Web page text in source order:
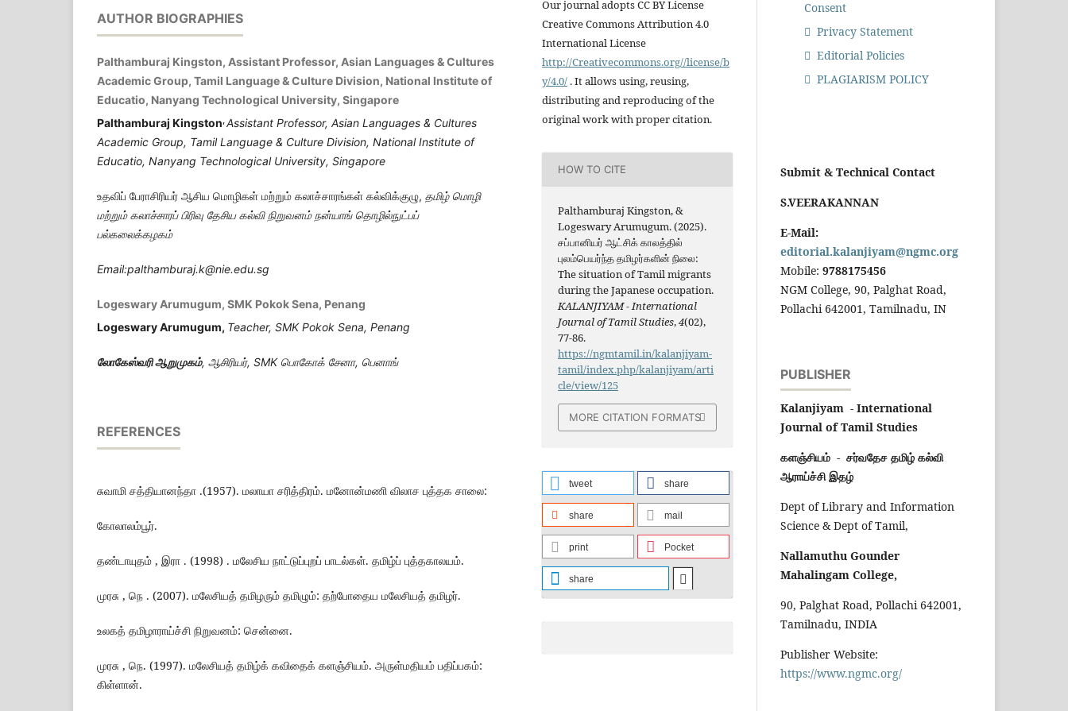
AUTHOR BIOGRAPHIES
Palthamburaj Kingston, Assistant Professor, Asian Languages & Cultures
Academic Group, Tamil Language & Culture Division, National Institute of
Educatio, Nanyang Technological University, Singapore
Palthamburaj Kingston,Assistant Professor, Asian Languages & Cultures
Academic Group, Tamil Language & Culture Division, National Institute of
Educatio, Nanyang Technological University, Singapore
உதவிப் பேராசிரியர் ஆசிய மொழிகள் மற்றும் கலாச்சாரங்கள் கல்விக்குழு, தமிழ் மொழி
மற்றும் கலாச்சாரப் பிரிவு தேசிய கல்வி நிறுவனம் நன்யாங் தொழில்நுட்பப்
பல்கலைக்கழகம்
Email:palthamburaj.k@nie.edu.sg
Logeswary Arumugum, SMK Pokok Sena, Penang
Logeswary Arumugum, Teacher, SMK Pokok Sena, Penang
லோகேஸ்வரி ஆறுமுகம், ஆசிரியர், SMK பொகோக் சேனா, பெனாங்
REFERENCES
சுவாமி சத்தியானந்தா .(1957). மலாயா சரித்திரம். மனோன்மணி விலாச புத்தக சாலை:
கோலாலம்பூர்.
தண்டாயுதம் , இரா . (1998) . மலேசிய நாட்டுப்புறப் பாடல்கள். தமிழ்ப் புத்தகாலயம்.
முரசு , நெ . (2007). மலேசியத் தமிழரும் தமிழும்: தற்போதைய மலேசியத் தமிழர்.
உலகத் தமிழாராய்ச்சி நிறுவனம்: சென்னை.
முரசு , நெ. (1997). மலேசியத் தமிழ்க் கவிதைக் களஞ்சியம். அருள்மதியம் பதிப்பகம்:
கிள்ளான்.
Our journal adopts CC BY License
Creative Commons Attribution 4.0
International License
http://Creativecommons.org//license/b
y/4.0/ . It allows using, reusing,
distributing and reproducing of the
original work with proper citation.
HOW TO CITE
Palthamburaj Kingston, &
Logeswary Arumugum. (2025).
சப்பானியர் ஆட்சிக் காலத்தில்
புலம்பெயர்ந்த தமிழர்களின் நிலை:
The situation of Tamil migrants
during the Japanese occupation.
KALANJIYAM - International
Journal of Tamil Studies,4(02),
77-86.
https://ngmtamil.in/kalanjiyam-
tamil/index.php/kalanjiyam/arti
cle/view/125
MORE CITATION FORMATS
tweet share
share mail
print Pocket
share
Consent
Privacy Statement
Editorial Policies
PLAGIARISM POLICY
Submit & Technical Contact
S.VEERAKANNAN
E-Mail:
editorial.kalanjiyam@ngmc.org
Mobile: 9788175456
NGM College, 90, Palghat Road,
Pollachi 642001, Tamilnadu, IN
PUBLISHER
Kalanjiyam - International
Journal of Tamil Studies
களஞ்சியம் - சர்வதேச தமிழ் கல்வி
ஆராய்ச்சி இதழ்
Dept of Library and Information
Science & Dept of Tamil,
Nallamuthu Gounder
Mahalingam College,
90, Palghat Road, Pollachi 642001,
Tamilnadu, INDIA
Publisher Website:
https://www.ngmc.org/